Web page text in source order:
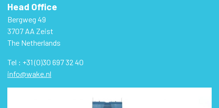
Head Office
Bergweg 49
3707 AA Zeist
The Netherlands
Tel : +31 (0)30 697 32 40
info@wake.nl